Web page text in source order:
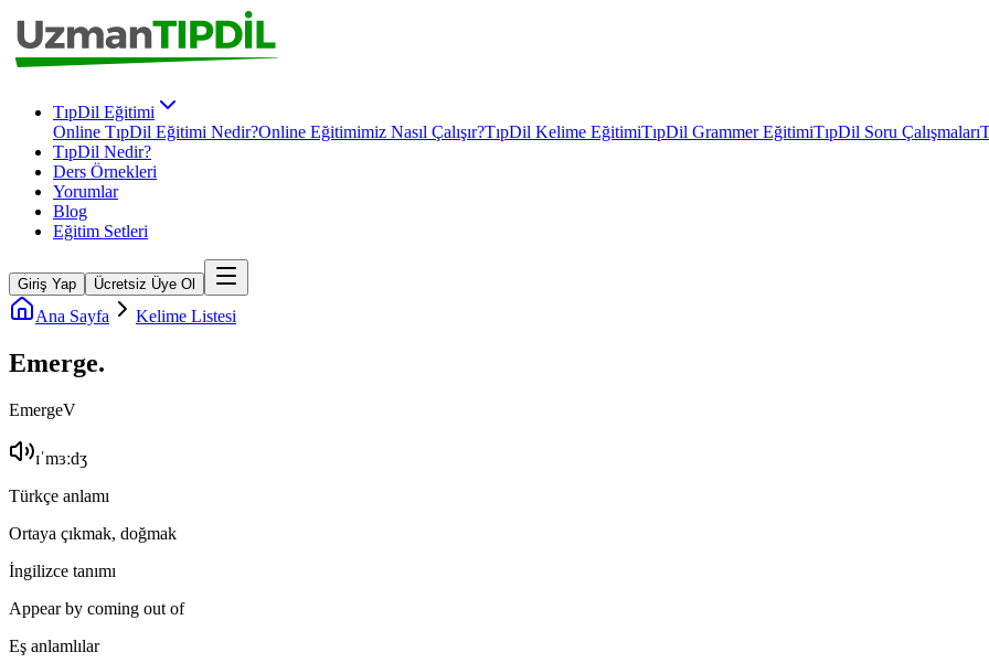
TıpDil Eğitimi
Online TıpDil Eğitimi Nedir?Online Eğitimimiz Nasıl Çalışır?TıpDil Kelime EğitimiTıpDil Grammer EğitimiTıpDil Soru Çalışmaları
TıpDil Nedir?
Ders Örnekleri
Yorumlar
Blog
Eğitim Setleri
Giriş Yap Ücretsiz Üye Ol
Ana Sayfa Kelime Listesi
Emerge.
EmergeV
ɪˈmɜːdʒ
Türkçe anlamı
Ortaya çıkmak, doğmak
İngilizce tanımı
Appear by coming out of
Eş anlamlılar